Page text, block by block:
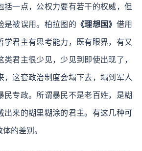
括一点，公权力要有若干的权威，但
是被误用。柏拉图的 《理想国》 借用
学君主有思考能力，既有眼界，有又
君主很少见，少见到即使出现了，
，这套政治制度会塌下去，塌到军人
民专政。所谓暴民不是老百姓，是糊
出来的糊里糊涂的君主。有这几种可
的差别。